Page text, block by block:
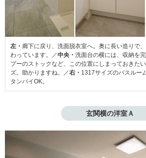
左・ 廊下に戻り、洗面脱衣室へ。奥に長い造りで
わっています。／中央・ 洗面台の横には、収納を
プーのストックなど、この位置にしまっておきた
ズ。助かりますね。／右・ 1317サイズのバスルー
タンバイOK。
玄関横の洋室Ａ